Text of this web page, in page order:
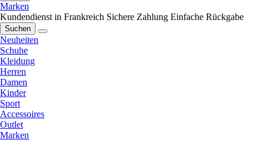
Marken
Kundendienst in Frankreich Sichere Zahlung Einfache Rückgabe
Suchen
Neuheiten
Schuhe
Kleidung
Herren
Damen
Kinder
Sport
Accessoires
Outlet
Marken